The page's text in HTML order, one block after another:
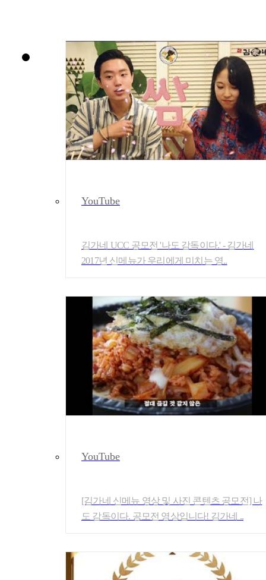
YouTube
김가네 UCC 공모전 '나도 감독이다.' - 김가네
2017년 신메뉴가 우리에게 미치는 영..
YouTube
[김가네 신메뉴 영상 및 사진 콘텐츠 공모전] 나
도 감독이다. 공모전 영상입니다! 김가네 ..